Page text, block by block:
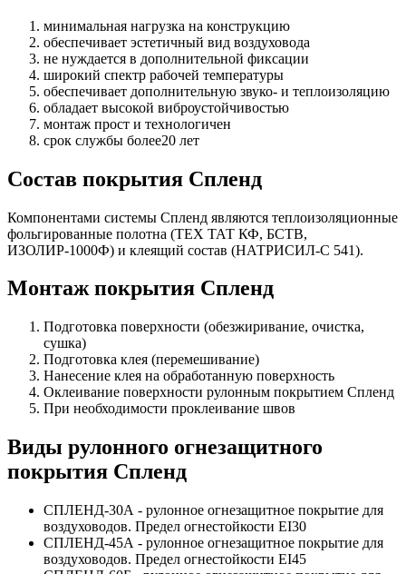
минимальная нагрузка на конструкцию
обеспечивает эстетичный вид воздуховода
не нуждается в дополнительной фиксации
широкий спектр рабочей температуры
обеспечивает дополнительную звуко- и теплоизоляцию
обладает высокой виброустойчивостью
монтаж прост и технологичен
срок службы более20 лет
Состав покрытия Спленд
Компонентами системы Спленд являются теплоизоляционные
фольгированные полотна (ТЕХ ТАТ КФ, БСТВ,
ИЗОЛИР-1000Ф) и клеящий состав (НАТРИСИЛ-С 541).
Монтаж покрытия Спленд
Подготовка поверхности (обезжиривание, очистка,
сушка)
Подготовка клея (перемешивание)
Нанесение клея на обработанную поверхность
Оклеивание поверхности рулонным покрытием Спленд
При необходимости проклеивание швов
Виды рулонного огнезащитного
покрытия Спленд
СПЛЕНД-30А - рулонное огнезащитное покрытие для
воздуховодов. Предел огнестойкости EI30
СПЛЕНД-45А - рулонное огнезащитное покрытие для
воздуховодов. Предел огнестойкости EI45